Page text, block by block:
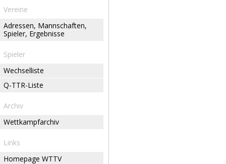
Vereine
Adressen, Mannschaften,
Spieler, Ergebnisse
Spieler
Wechselliste
Q-TTR-Liste
Archiv
Wettkampfarchiv
Links
Homepage WTTV